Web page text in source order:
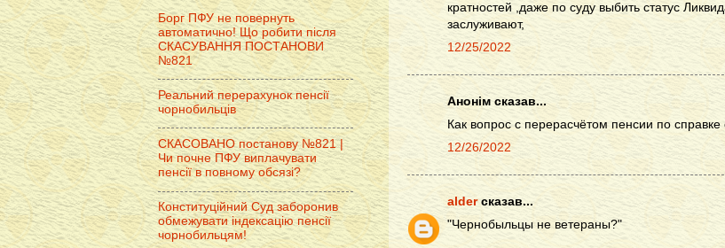
кратностей ,даже по суду выбить статус
заслуживают,
12/25/2022
Анонім сказав...
Как вопрос с перерасчётом пенсии по справке
12/26/2022
alderсказав...
"Чернобыльцы не ветераны?"
Борг ПФУ не повернуть
автоматично! Що робити після
СКАСУВАННЯ ПОСТАНОВИ
№821
Реальний перерахунок пенсії
чорнобильців
СКАСОВАНО постанову №821 |
Чи почне ПФУ виплачувати
пенсії в повному обсязі?
Конституційний Суд заборонив
обмежувати індексацію пенсії
чорнобильцям!